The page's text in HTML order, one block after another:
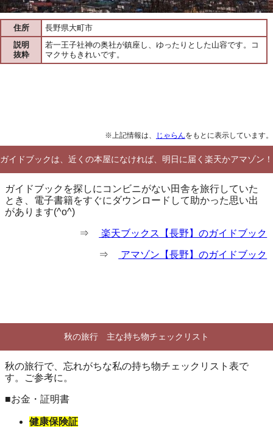
住所
長野県大町市
説明
抜粋
若一王子社神の奥社が鎮座し、ゆったりとした山容です。コ
マクサもきれいです。
※上記情報は、 じゃらんをもとに表示しています。
ガイドブックは、近くの本屋になければ、明日に届く楽天かアマゾン！
ガイドブックを探しにコンビニがない田舎を旅行していた
とき、電子書籍をすぐにダウンロードして助かった思い出
があります(^o^)
⇒ 楽天ブックス【長野】のガイドブック
⇒ アマゾン【長野】のガイドブック
秋の旅行 主な持ち物チェックリスト
秋の旅行で、忘れがちな私の持ち物チェックリスト表で
す。ご参考に。
■お金・証明書
健康保険証